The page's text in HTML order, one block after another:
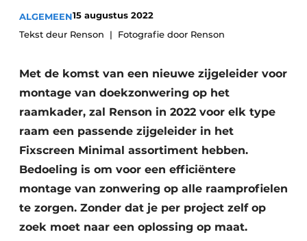
Uitnodiging Rondetafelgesprek – 20 jaar Profiel
Vacatures
Video’s
Werben
ALGEMEEN15 augustus 2022
Tekst deur Renson
Fotografie door Renson
Met de komst van een nieuwe zijgeleider voor
montage van doekzonwering op het
raamkader, zal Renson in 2022 voor elk type
raam een passende zijgeleider in het
Fixscreen Minimal assortiment hebben.
Bedoeling is om voor een efficiëntere
montage van zonwering op alle raamprofielen
te zorgen. Zonder dat je per project zelf op
zoek moet naar een oplossing op maat.